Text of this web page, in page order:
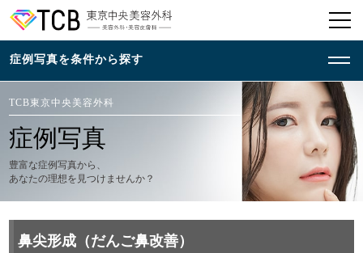
TCB東京中央美容外科
症例写真
豊富な症例写真から、
あなたの理想を見つけませんか？
鼻尖形成（だんご鼻改善）